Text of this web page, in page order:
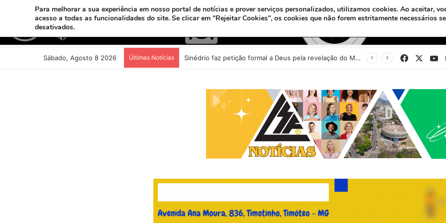
Sábado, Agosto 8 2026 Últimas Notícias Sinédrio faz petição formal a Deus pela revelação do Messias e construção do 3º Templo Facebook
Para melhorar a sua experiência em nosso portal de notícias e prover serviços personalizados, utilizamos cookies. Ao aceitar,
acesso a todas as funcionalidades do site. Se clicar em "Rejeitar Cookies", os cookies que não forem estritamente necessários
desativados.